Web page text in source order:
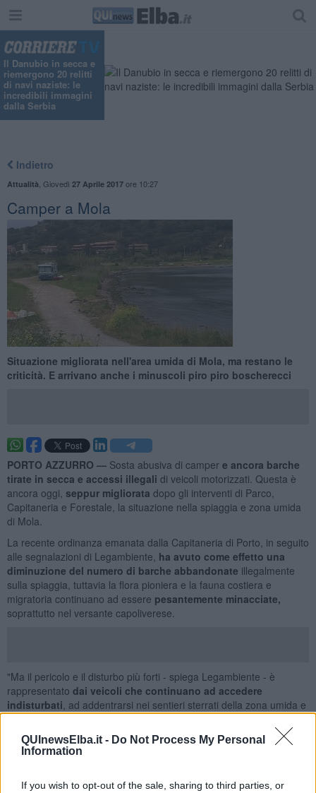
QUInewsElba.it - Do Not Process My Personal
Information
If you wish to opt-out of the sale, sharing to third parties, or
Il Danubio in secca e
riemergono 20 relitti
di navi naziste: le
incredibili immagini
dalla Serbia
Indietro
Attualità Giovedì 27 Aprile 2017ore 10:27
Camper a Mola
Situazione migliorata nell'area umida di Mola, ma restano le
criticità. E arrivano anche i minuscoli piro piro boscherecci
PORTO AZZURRO — Sosta abusiva di camper e ancora barche
tirate in secca e accessi illegali di veicoli motorizzati. Questa è
ancora oggi, seppur migliorata dopo gli interventi di Parco,
Capitaneria e Forestale, la situazione nella spiaggia e zona umida
di Mola.
La recente ordinanza emanata dalla Capitaneria di Porto, in seguito
alle segnalazioni di Legambiente, ha avuto come effetto una
diminuzione del numero di barche abbandonate illegalmente
sulla spiaggia, tuttavia la flora pioniera e la fauna costiera e
migratoria continuano ad essere pesantemente minacciate,
soprattutto nel versante capoliverese.
"Ma il pericolo e il disturbo più forti - spiega Legambiente - è
rappresentato dai veicoli che continuano ad accedere
indisturbati , ad addentrarsi nei sentieri sterrati della zona umida e
a sostare in una Zone B del Parco Nazionale dell’Arcipelago
Toscano dove tutto questo sarebbe vietato.
Oltre adauto e motorini
dimensioni,visibile da tutte le strade principali della zona.